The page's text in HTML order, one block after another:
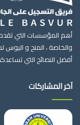
أهم المؤسسات التي تقدم
والخاصة ، المنح و اليوس
أفضل النصائح التي
آخر المشاركات